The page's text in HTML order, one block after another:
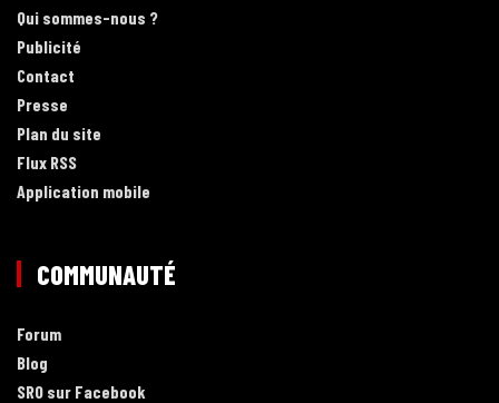
Qui sommes-nous ?
Publicité
Contact
Presse
Plan du site
Flux RSS
Application mobile
COMMUNAUTÉ
Forum
Blog
SRO sur Facebook